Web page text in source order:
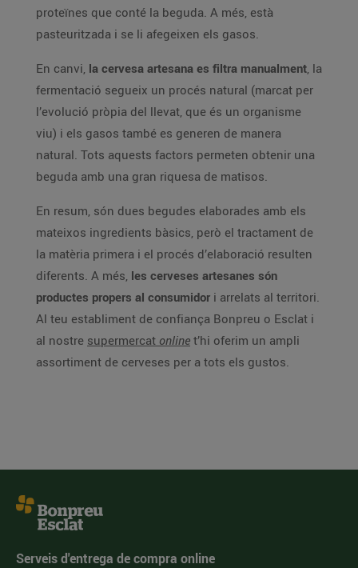
proteïnes que conté la beguda. A més, està
pasteuritzada i se li afegeixen els gasos.
En canvi, la cervesa artesana es filtra manualment, la
fermentació segueix un procés natural (marcat per
l’evolució pròpia del llevat, que és un organisme
viu) i els gasos també es generen de manera
natural. Tots aquests factors permeten obtenir una
beguda amb una gran riquesa de matisos.
En resum, són dues begudes elaborades amb els
mateixos ingredients bàsics, però el tractament de
la matèria primera i el procés d’elaboració resulten
diferents. A més, les cerveses artesanes són
productes propers al consumidor i arrelats al territori.
Al teu establiment de confiança Bonpreu o Esclat i
al nostre supermercat online t’hi oferim un ampli
assortiment de cerveses per a tots els gustos.
Serveis d'entrega de compra online